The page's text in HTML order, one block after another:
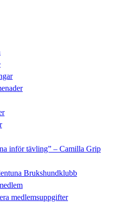
inför tävling” – Camilla Grip
Brukshundklubb
medlemsuppgifter